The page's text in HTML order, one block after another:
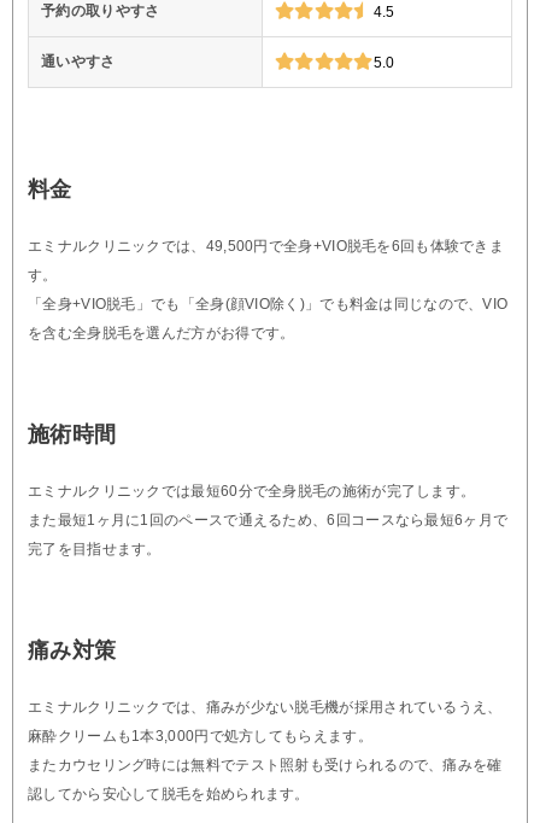
予約の取りやすさ 4.5
通いやすさ 5.0
料金
エミナルクリニックでは、49,500円で全身+VIO脱毛を6回も体験できま
す。
「全身+VIO脱毛」でも「全身(顔VIO除く)」でも料金は同じなので、VIO
を含む全身脱毛を選んだ方がお得です。
施術時間
エミナルクリニックでは最短60分で全身脱毛の施術が完了します。
また最短1ヶ月に1回のペースで通えるため、6回コースなら最短6ヶ月で
完了を目指せます。
痛み対策
エミナルクリニックでは、痛みが少ない脱毛機が採用されているうえ、
麻酔クリームも1本3,000円で処方してもらえます。
またカウセリング時には無料でテスト照射も受けられるので、痛みを確
認してから安心して脱毛を始められます。